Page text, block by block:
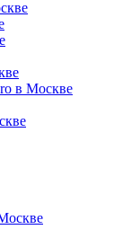
в Москве